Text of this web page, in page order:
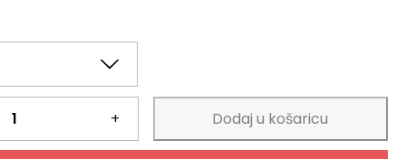
+ Dodaj u košaricu